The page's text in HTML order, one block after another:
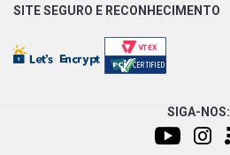
SITE SEGURO E RECONHECIMENTO
SIGA-NOS: